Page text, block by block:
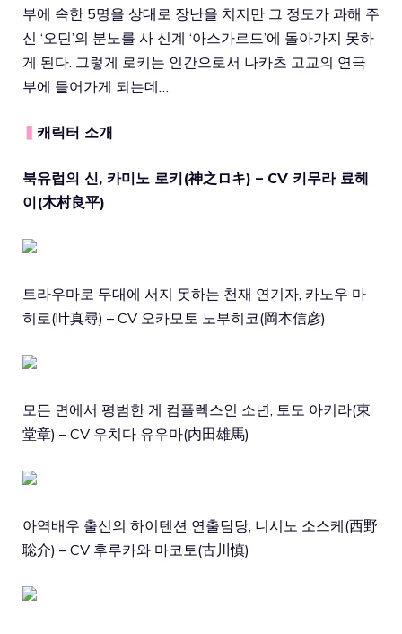
부에 속한 5명을 상대로 장난을 치지만 그 정도가 과해 주
신 ‘오딘’의 분노를 사 신계 ‘아스가르드’에 돌아가지 못하
게 된다. 그렇게 로키는 인간으로서 나카츠 고교의 연극
부에 들어가게 되는데…
캐릭터 소개
북유럽의 신, 카미노 로키(神之ロキ) – CV 키무라 료헤
이(木村良平)
트라우마로 무대에 서지 못하는 천재 연기자, 카노우 마
히로(叶真尋) – CV 오카모토 노부히코(岡本信彦)
모든 면에서 평범한 게 컴플렉스인 소년, 토도 아키라(東
堂章) – CV 우치다 유우마(内田雄馬)
아역배우 출신의 하이텐션 연출담당, 니시노 소스케(西野
聡介) – CV 후루카와 마코토(古川慎)